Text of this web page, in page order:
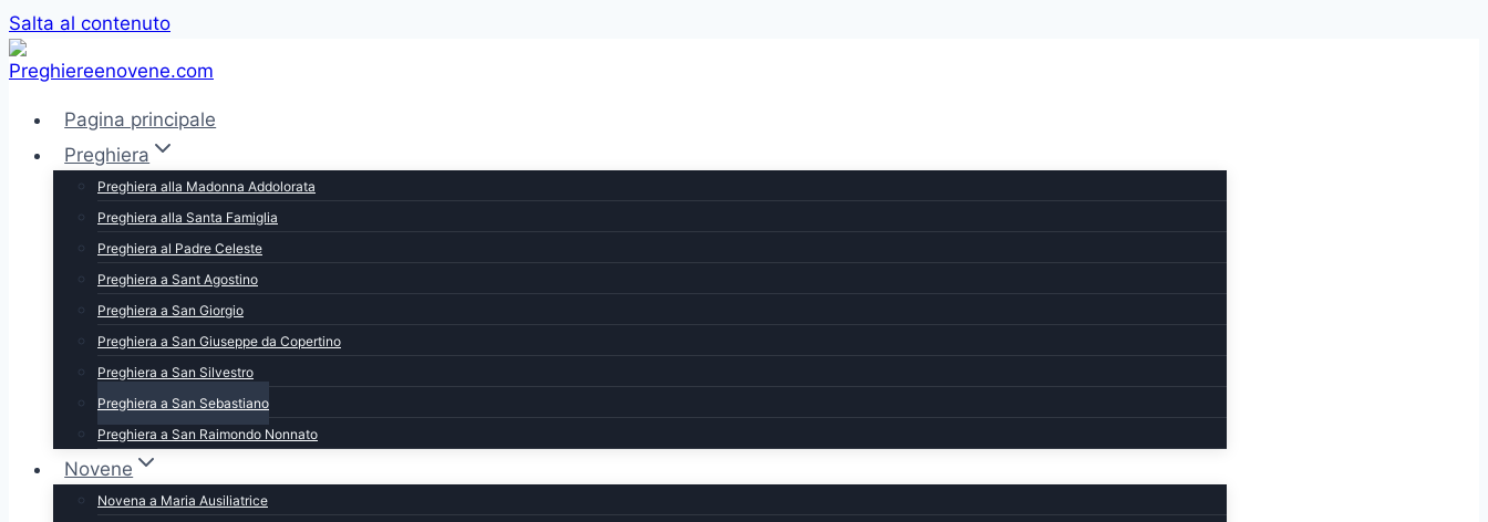
Salta al contenuto
Pagina principale
Preghiera
Preghiera alla Madonna Addolorata
Preghiera alla Santa Famiglia
Preghiera al Padre Celeste
Preghiera a Sant Agostino
Preghiera a San Giorgio
Preghiera a San Giuseppe da Copertino
Preghiera a San Silvestro
Preghiera a San Sebastiano
Preghiera a San Raimondo Nonnato
Novene
Novena a Maria Ausiliatrice